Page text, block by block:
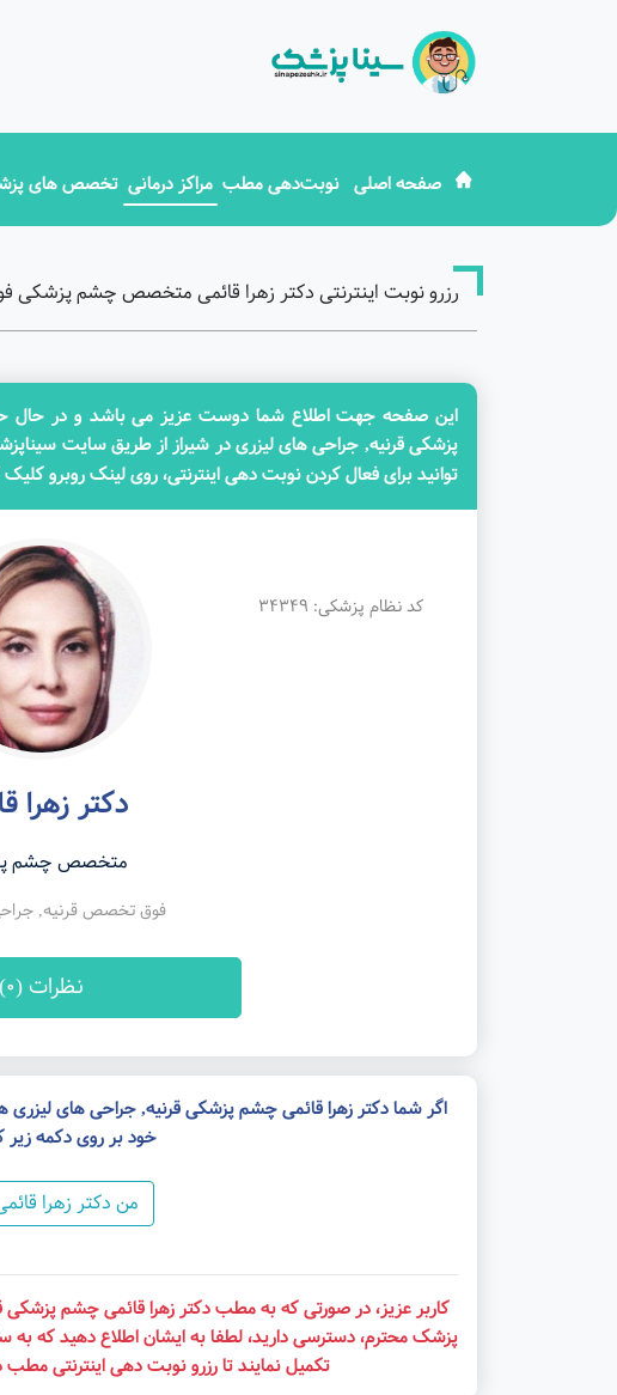
صفحه اصلی نوبت‌دهی مطب مراکز درمانی تخصص های
رزرو نوبت اینترنتی دکتر زهرا قائمی متخصص چشم پزشکی
این صفحه جهت اطلاع شما دوست عزیز می باشد و در حال
پزشکی قرنیه, جراحی های لیزری در شیراز از طریق سایت
توانید برای فعال کردن نوبت دهی اینترنتی، روی لینک روبرو کلیک
کد نظام پزشکی: 34349
دکتر زهرا
متخصص چشم
فوق تخصص قرنیه,
نظرات (0)
اگر شما دکتر زهرا قائمی چشم پزشکی قرنیه, جراحی های
خود بر روی دکمه زیر
من دکتر زهرا
کاربر عزیز، در صورتی که به مطب دکتر زهرا قائمی چشم پزشکی
پزشک محترم، دسترسی دارید، لطفا به ایشان اطلاع دهید که
تکمیل نمایند تا رزرو نوبت دهی اینترنتی مطب